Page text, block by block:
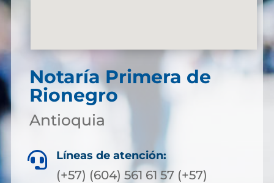
Notaría Primera de
Rionegro
Antioquia
 Líneas de atención:
(+57) (604) 561 61 57 (+57)